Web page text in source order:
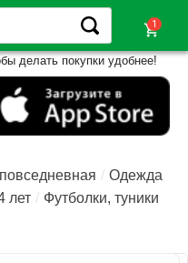
shopping_cart
делать покупки удобнее!
Одежда
лет
Футболки, туники